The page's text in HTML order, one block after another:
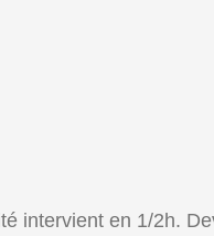
intervient en 1/2h.